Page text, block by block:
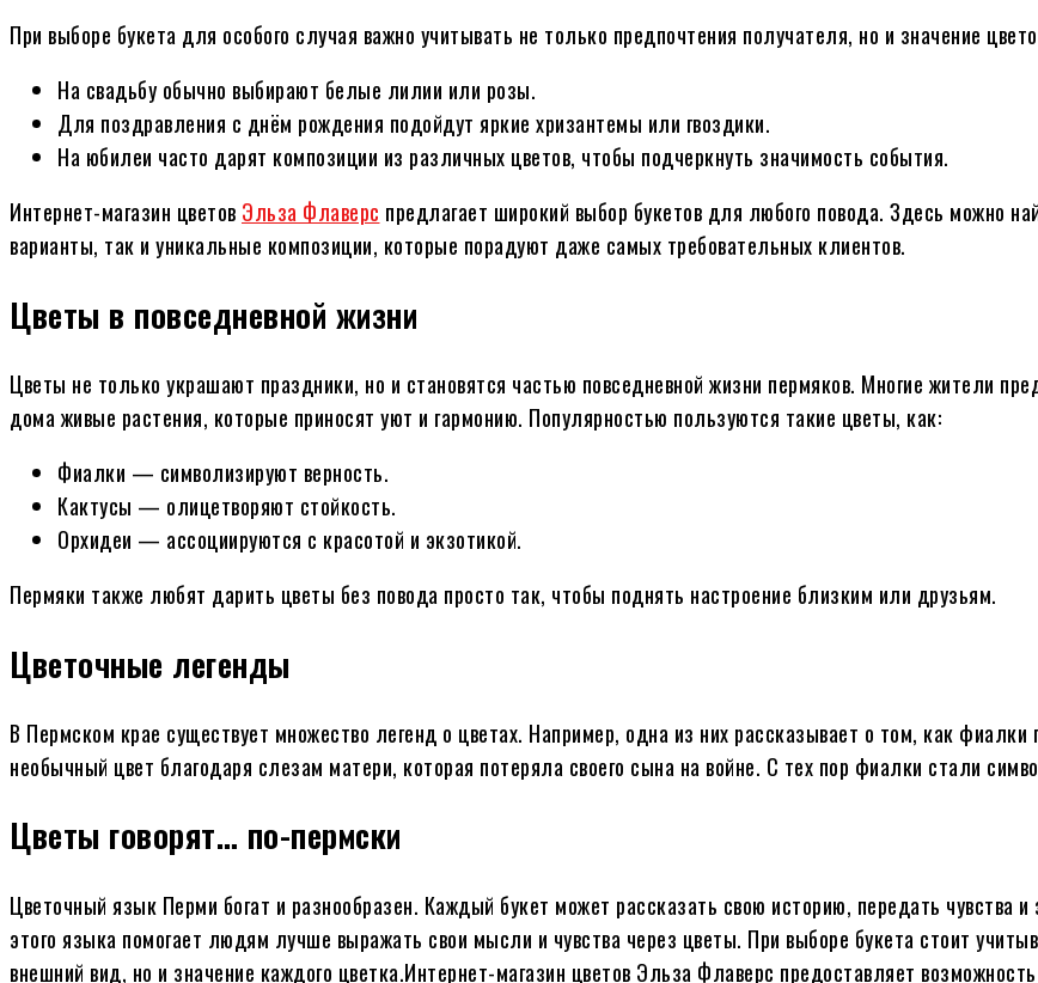
При выборе букета для особого случая важно учитывать не только предпочтения получателя, но и значение
На свадьбу обычно выбирают белые лилии или розы.
Для поздравления с днём рождения подойдут яркие хризантемы или гвоздики.
На юбилеи часто дарят композиции из различных цветов, чтобы подчеркнуть значимость события.
Интернет-магазин цветов Эльза Флаверс предлагает широкий выбор букетов для любого повода. Здесь можно
варианты, так и уникальные композиции, которые порадуют даже самых требовательных клиентов.
Цветы в повседневной жизни
Цветы не только украшают праздники, но и становятся частью повседневной жизни пермяков. Многие жители
дома живые растения, которые приносят уют и гармонию. Популярностью пользуются такие цветы, как:
Фиалки — символизируют верность.
Кактусы — олицетворяют стойкость.
Орхидеи — ассоциируются с красотой и экзотикой.
Пермяки также любят дарить цветы без повода просто так, чтобы поднять настроение близким или друзьям.
Цветочные легенды
В Пермском крае существует множество легенд о цветах. Например, одна из них рассказывает о том, как фиалки
необычный цвет благодаря слезам матери, которая потеряла своего сына на войне. С тех пор фиалки стали
Цветы говорят… по-пермски
Цветочный язык Перми богат и разнообразен. Каждый букет может рассказать свою историю, передать чувства
этого языка помогает людям лучше выражать свои мысли и чувства через цветы. При выборе букета стоит
внешний вид, но и значение каждого цветка.Интернет-магазин цветов Эльза Флаверс предоставляет